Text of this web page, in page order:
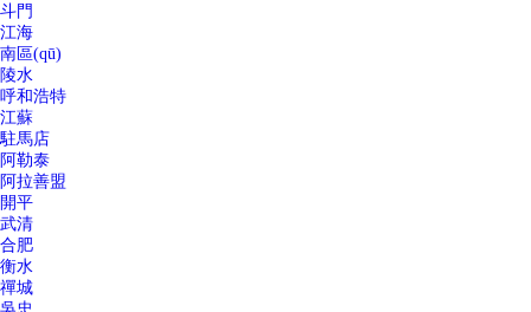
斗門
江海
南區(qū)
陵水
呼和浩特
江蘇
駐馬店
阿勒泰
阿拉善盟
開平
武清
合肥
衡水
禪城